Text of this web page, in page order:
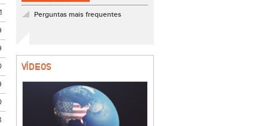
Perguntas mais frequentes
VÍDEOS